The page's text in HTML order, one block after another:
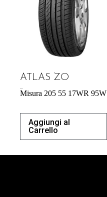
ATLAS ZO
Misura 205 55 17WR 95W
Aggiungi al
Carrello